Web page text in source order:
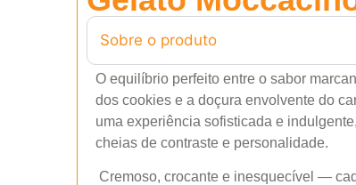
Sobre o produto
O equilíbrio perfeito entre o sabor
dos cookies e a doçura envolvente do
uma experiência sofisticada e
cheias de contraste e personalidade.
Cremoso, crocante e inesquecível —